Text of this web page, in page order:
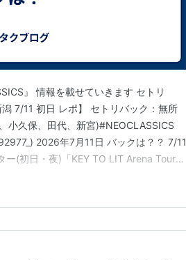
』 情報を載せていきます セトリ
7/11 初日 レポ】 セトリバック：無所
小久保、田代、新宮)#NEOCLASSICS
2026年7月11日 バックは？？ 7/11
ー(初日・夜)「KEY TO LIT Arena Tour